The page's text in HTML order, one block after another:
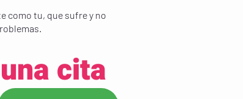
como tu, que sufre y no
cita